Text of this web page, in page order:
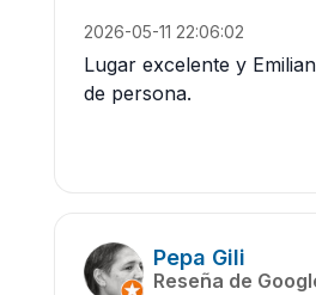
2026-05-11 22:06:02
Lugar excelente y
de persona.
Pepa Gili
Reseña de